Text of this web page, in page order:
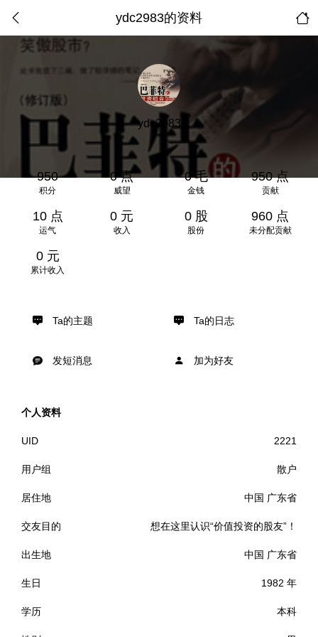
ydc2983的资料
ydc2983
950
积分
0 点
威望
0 毛
金钱
950 点
贡献
10 点
运气
0 元
收入
0 股
股份
960 点
未分配贡献
0 元
累计收入
Ta的主题 Ta的日志
发短消息 加为好友
个人资料
UID 2221
用户组 散户
居住地 中国 广东省
交友目的 想在这里认识“价值投资的股友”！
出生地 中国 广东省
生日 1982 年
学历 本科